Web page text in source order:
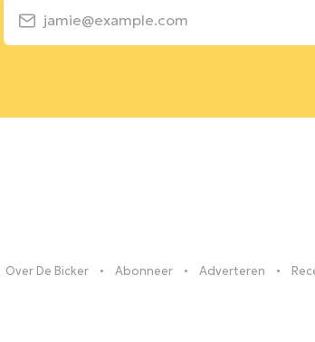
jamie@example.com
Over De Bicker Abonneer Adverteren